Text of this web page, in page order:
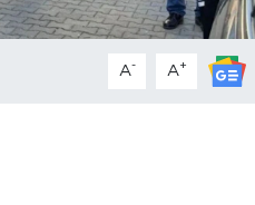
A- A+